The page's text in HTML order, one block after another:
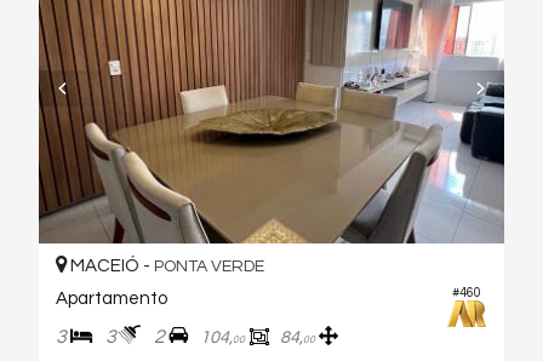
#460
MACEIÓ - PONTA VERDE
Apartamento
3 3 2 104,00 84,00